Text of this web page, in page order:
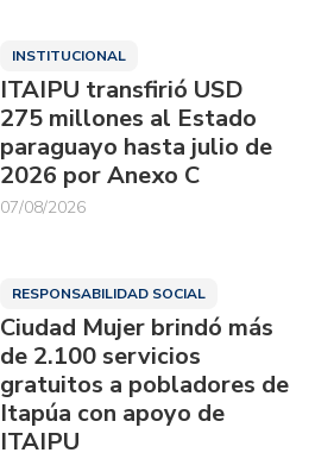
INSTITUCIONAL
ITAIPU transfirió USD
275 millones al Estado
paraguayo hasta julio de
2026 por Anexo C
07/08/2026
RESPONSABILIDAD SOCIAL
Ciudad Mujer brindó más
de 2.100 servicios
gratuitos a pobladores de
Itapúa con apoyo de
ITAIPU